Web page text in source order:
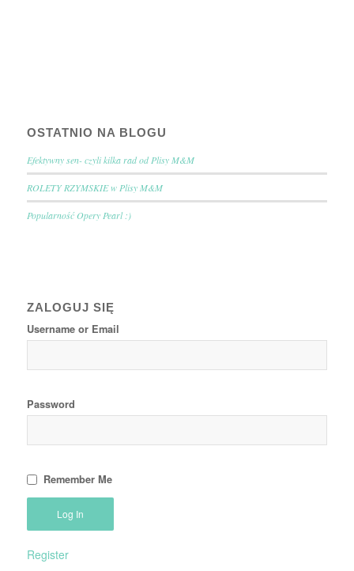
OSTATNIO NA BLOGU
Efektywny sen- czyli kilka rad od Plisy M&M
ROLETY RZYMSKIE w Plisy M&M
Popularność Opery Pearl :)
ZALOGUJ SIĘ
Username or Email
Password
Remember Me
Register